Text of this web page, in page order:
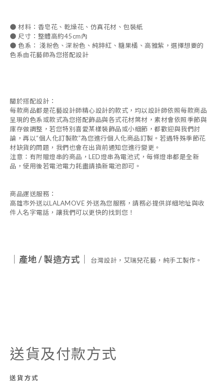
● 材料：香皂花、乾燥花、仿真花材、包裝紙
● 尺寸：整體高約45cm內
● 色系： 淺粉色、深粉色 、純粹紅 、糖果橘 、高雅紫 ， 選擇想要的
色系由花藝師為您搭配設計
關於搭配設計：
每款商品都是花藝設計師精心設計的款式，均以設計師依照每款商品
呈現的色系或款式為您搭配飾品與各式花材葉材，素材會依照季節與
庫存做調整，若您特別喜愛某樣裝飾品或小細節，都歡迎與我們討
論，再以“個人化訂製款”為您進行個人化商品訂製。若遇特殊季節花
材缺貨的問題，我們也會在出貨前通知您進行變更。
注意：有附贈燈串的商品， LED燈串為電池式，每條燈串都是全新
品，使用後若電池電力耗盡請換新電池即可。
商品運送服務：
高雄市外送以LALAMOVE 外送為您服務，請務必提供詳細地址與收
件人名字電話，讓我們可以更快的找到您！
｜產地/製造方式｜ 台灣設計，艾瑞兒花藝，純手工製作。
送貨及付款方式
送貨方式